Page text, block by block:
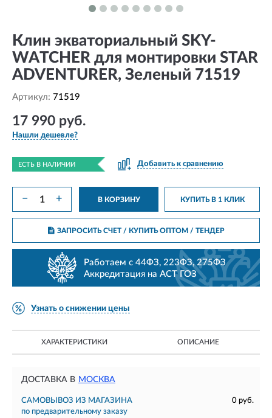
Клин экваториальный SKY-
WATCHER для монтировки STAR
ADVENTURER, Зеленый 71519
Артикул: 71519
17 990 руб.
Нашли дешевле?
ЕСТЬ В НАЛИЧИИ Добавить к сравнению
− + В КОРЗИНУ КУПИТЬ В 1 КЛИК
ЗАПРОСИТЬ СЧЕТ / КУПИТЬ ОПТОМ/ ТЕНДЕР
Работаем с 44ФЗ, 223ФЗ, 275ФЗ
Аккредитация на АСТ ГОЗ
Узнать о снижении цены
ХАРАКТЕРИСТИКИ ОПИСАНИЕ
ДОСТАВКА В МОСКВА
САМОВЫВОЗ ИЗ МАГАЗИНА
0 руб.
по предварительному заказу